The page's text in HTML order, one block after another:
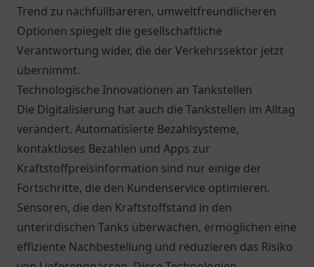
Trend zu nachfüllbareren, umweltfreundlicheren
Optionen spiegelt die gesellschaftliche
Verantwortung wider, die der Verkehrssektor jetzt
übernimmt.
Technologische Innovationen an Tankstellen
Die Digitalisierung hat auch die Tankstellen im Alltag
verändert. Automatisierte Bezahlsysteme,
kontaktloses Bezahlen und Apps zur
Kraftstoffpreisinformation sind nur einige der
Fortschritte, die den Kundenservice optimieren.
Sensoren, die den Kraftstoffstand in den
unterirdischen Tanks überwachen, ermöglichen eine
effiziente Nachbestellung und reduzieren das Risiko